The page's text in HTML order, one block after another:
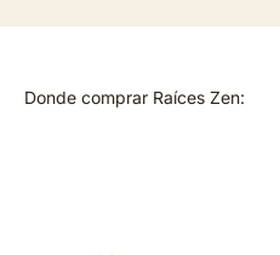
Donde comprar Raíces Zen: